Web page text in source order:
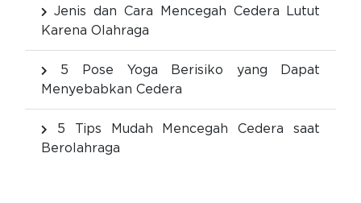
Jenis dan Cara Mencegah Cedera Lutut
Karena Olahraga
5 Pose Yoga Berisiko yang Dapat
Menyebabkan Cedera
5 Tips Mudah Mencegah Cedera saat
Berolahraga